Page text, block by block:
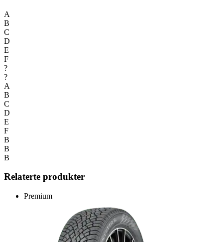
A
B
C
D
E
F
?
?
A
B
C
D
E
F
B
B
B
Relaterte produkter
Premium